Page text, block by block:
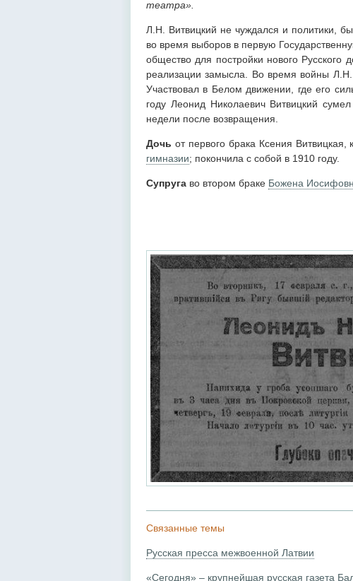
театра».
Л.Н. Витвицкий не чуждался и политики,
во время выборов в первую
общество для постройки нового
реализации замысла. Во время войны Л.Н.
Участвовал в Белом движении, где его
году Леонид Николаевич Витвицкий
недели после возвращения.
Дочь от первого брака Ксения Витвицкая,
гимназии; покончила с собой в 1910 году.
Супруга во втором браке Божена
Связанные темы
Русская пресса межвоенной Латвии
«Сегодня» – крупнейшая русская газета